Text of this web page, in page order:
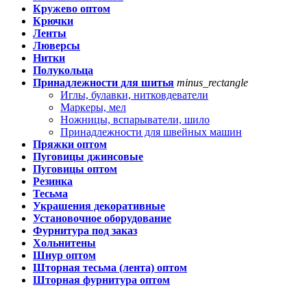
Кружево оптом
Крючки
Ленты
Люверсы
Нитки
Полукольца
Принадлежности для шитья minus_rectangle
Иглы, булавки, нитковдеватели
Маркеры, мел
Ножницы, вспарыватели, шило
Принадлежности для швейных машин
Пряжки оптом
Пуговицы джинсовые
Пуговицы оптом
Резинка
Тесьма
Украшения декоративные
Установочное оборудование
Фурнитура под заказ
Хольнитены
Шнур оптом
Шторная тесьма (лента) оптом
Шторная фурнитура оптом